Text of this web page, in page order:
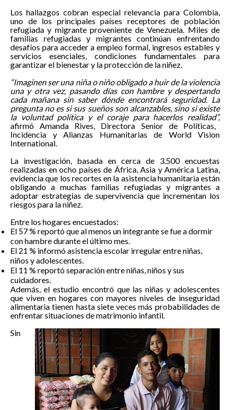
Los hallazgos cobran especial relevancia para Colombia,
uno de los principales países receptores de población
refugiada y migrante proveniente de Venezuela. Miles de
familias refugiadas y migrantes continúan enfrentando
desafíos para acceder a empleo formal, ingresos estables y
servicios esenciales, condiciones fundamentales para
garantizar el bienestar y la protección de la niñez.
“Imaginen ser una niña o niño obligado a huir de la violencia
una y otra vez, pasando días con hambre y despertando
cada mañana sin saber dónde encontrará seguridad. La
pregunta no es si sus sueños son alcanzables, sino si existe
la voluntad política y el coraje para hacerlos realidad”,
afirmó Amanda Rives, Directora Senior de Políticas,
Incidencia y Alianzas Humanitarias de World Vision
International.
La investigación, basada en cerca de 3.500 encuestas
realizadas en ocho países de África, Asia y América Latina,
evidencia que los recortes en la asistencia humanitaria están
obligando a muchas familias refugiadas y migrantes a
adoptar estrategias de supervivencia que incrementan los
riesgos para la niñez.
Entre los hogares encuestados:
El 57 % reportó que al menos un integrante se fue a dormir
con hambre durante el último mes.
El 21 % informó asistencia escolar irregular entre niñas,
niños y adolescentes.
El 11 % reportó separación entre niñas, niños y sus
cuidadores.
Además, el estudio encontró que las niñas y adolescentes
que viven en hogares con mayores niveles de inseguridad
alimentaria tienen hasta siete veces más probabilidades de
enfrentar situaciones de matrimonio infantil.
Sin